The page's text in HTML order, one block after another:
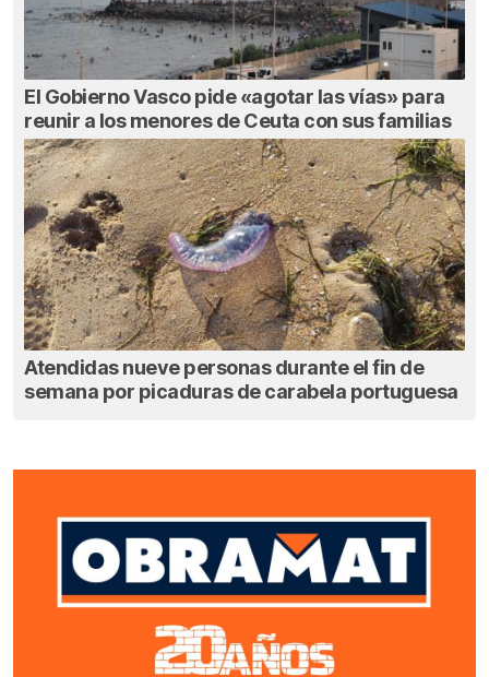
El Gobierno Vasco pide «agotar las vías» para
reunir a los menores de Ceuta con sus familias
Atendidas nueve personas durante el fin de
semana por picaduras de carabela portuguesa